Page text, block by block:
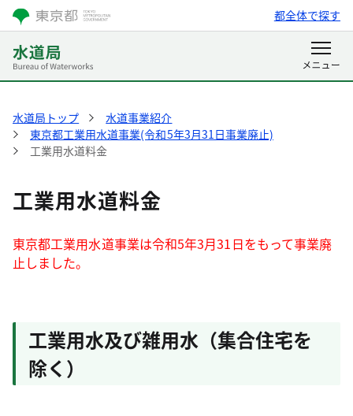
都全体で探す
水道局トップ
水道事業紹介
東京都工業用水道事業(令和5年3月31日事業廃止)
工業用水道料金
工業用水道料金
東京都工業用水道事業は令和5年3月31日をもって事業廃
止しました。
工業用水及び雑用水（集合住宅を
除く）